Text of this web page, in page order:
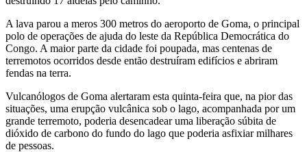
A lava parou a meros 300 metros do aeroporto de Goma, o principal
polo de operações de ajuda do leste da República Democrática do
Congo. A maior parte da cidade foi poupada, mas centenas de
terremotos ocorridos desde então destruíram edifícios e abriram
fendas na terra.
Vulcanólogos de Goma alertaram esta quinta-feira que, na pior das
situações, uma erupção vulcânica sob o lago, acompanhada por um
grande terremoto, poderia desencadear uma liberação súbita de
dióxido de carbono do fundo do lago que poderia asfixiar milhares
de pessoas.